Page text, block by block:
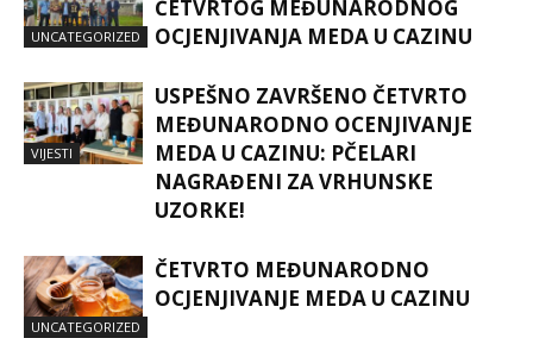
UNCATEGORIZED
ČETVRTOG MEĐUNARODNOG
OCJENJIVANJA MEDA U CAZINU
VIJESTI
USPEŠNO ZAVRŠENO ČETVRTO
MEĐUNARODNO OCENJIVANJE
MEDA U CAZINU: PČELARI
NAGRAĐENI ZA VRHUNSKE
UZORKE!
UNCATEGORIZED
ČETVRTO MEĐUNARODNO
OCJENJIVANJE MEDA U CAZINU